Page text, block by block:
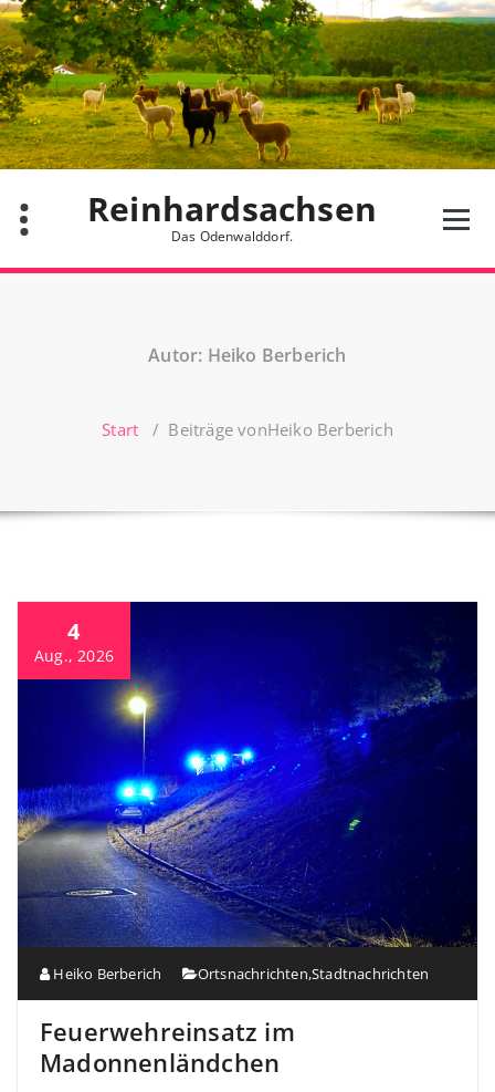
Zum
Inhalt
springen
Reinhardsachsen
Das Odenwalddorf.
Autor: Heiko Berberich
Start / Beiträge vonHeiko Berberich
4
Aug., 2026
Heiko Berberich Ortsnachrichten,Stadtnachrichten
Feuerwehreinsatz im
Madonnenländchen